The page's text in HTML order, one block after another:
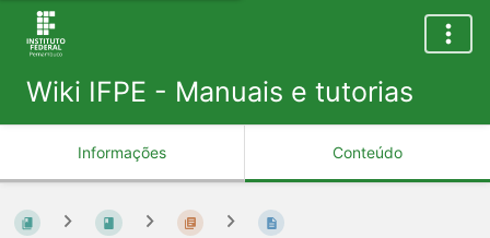
Wiki IFPE - Manuais e tutorias
Informações Conteúdo